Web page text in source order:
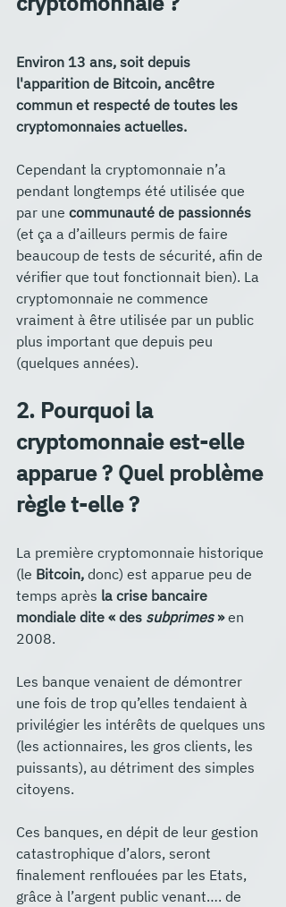
Environ 13 ans, soit depuis
l'apparition de Bitcoin, ancêtre
commun et respecté de toutes les
cryptomonnaies actuelles.
Cependant la cryptomonnaie n’a
pendant longtemps été utilisée que
par une communauté de passionnés
(et ça a d’ailleurs permis de faire
beaucoup de tests de sécurité, afin de
vérifier que tout fonctionnait bien). La
cryptomonnaie ne commence
vraiment à être utilisée par un public
plus important que depuis peu
(quelques années).
2. Pourquoi la
cryptomonnaie est-elle
apparue ? Quel problème
règle t-elle ?
La première cryptomonnaie historique
(le Bitcoin, donc) est apparue peu de
temps après la crise bancaire
mondiale dite « des subprimes » en
2008.
Les banque venaient de démontrer
une fois de trop qu’elles tendaient à
privilégier les intérêts de quelques uns
(les actionnaires, les gros clients, les
puissants), au détriment des simples
citoyens.
Ces banques, en dépit de leur gestion
catastrophique d’alors, seront
finalement renflouées par les Etats,
grâce à l’argent public venant…. de